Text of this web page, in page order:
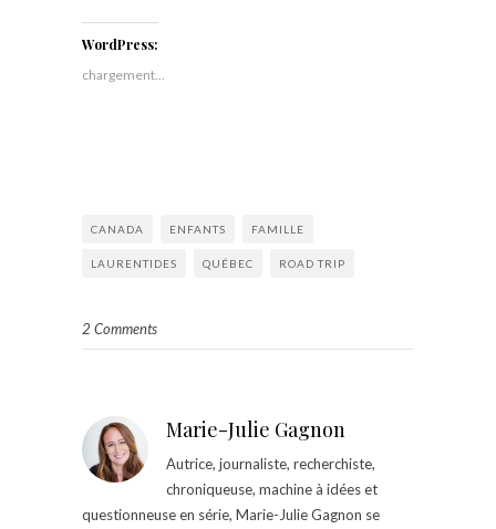
WordPress:
chargement…
CANADA ENFANTS FAMILLE
LAURENTIDES QUÉBEC ROAD TRIP
2 Comments
Marie-Julie Gagnon
Autrice, journaliste, recherchiste,
chroniqueuse, machine à idées et
questionneuse en série, Marie-Julie Gagnon se